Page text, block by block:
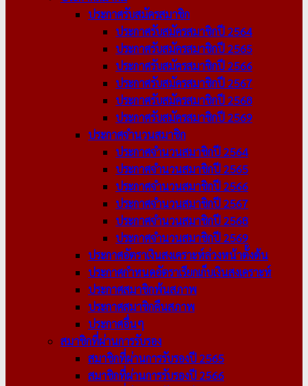
ประกาศรับสมัครสมาชิก
ประกาศรับสมัครสมาชิกปี 2564
ประกาศรับสมัครสมาชิกปี 2565
ประกาศรับสมัครสมาชิกปี 2566
ประกาศรับสมัครสมาชิกปี 2567
ประกาศรับสมัครสมาชิกปี 2568
ประกาศรับสมัครสมาชิกปี 2569
ประกาศจำนวนสมาชิก
ประกาศจำนวนสมาชิกปี 2564
ประกาศจำนวนสมาชิกปี 2565
ประกาศจำนวนสมาชิกปี 2566
ประกาศจำนวนสมาชิกปี 2567
ประกาศจำนวนสมาชิกปี 2568
ประกาศจำนวนสมาชิกปี 2569
ประกาศอัตราเงินสงเคราะห์ล่วงหน้าตั้งต้น
ประกาศกำหนดอัตราเรียกเก็บเงินสงเคราะห์
ประกาศสมาชิกพ้นสภาพ
ประกาศสมาชิกคืนสภาพ
ประกาศอื่นๆ
สมาชิกที่ผ่านการรับรอง
สมาชิกที่ผ่านการรับรองปี 2565
สมาชิกที่ผ่านการรับรองปี 2566